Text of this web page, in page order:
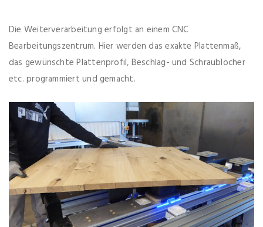
Die Weiterverarbeitung erfolgt an einem CNC
Bearbeitungszentrum. Hier werden das exakte Plattenmaß,
das gewünschte Plattenprofil, Beschlag- und Schraublöcher
etc. programmiert und gemacht.